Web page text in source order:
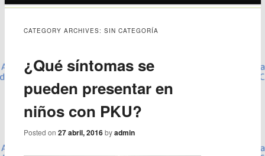
CATEGORY ARCHIVES:SIN CATEGORÍA
¿Qué síntomas se
pueden presentar en
niños con PKU?
Posted on27 abril, 2016 byadmin